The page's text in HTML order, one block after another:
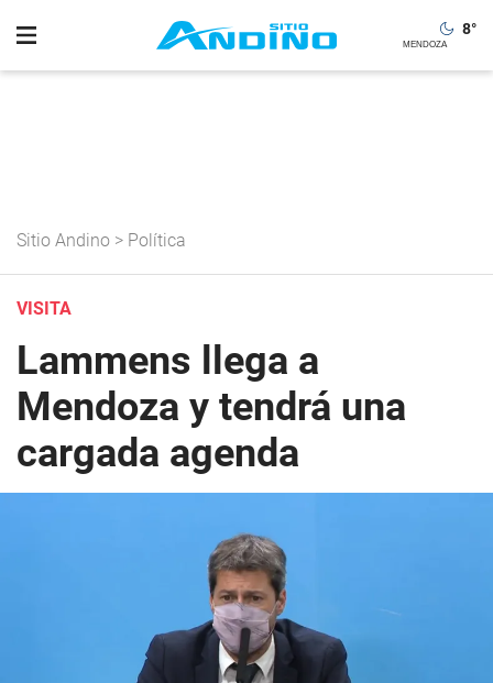
8°
Sitio Andino > Política
VISITA
Lammens llega a
Mendoza y tendrá una
cargada agenda